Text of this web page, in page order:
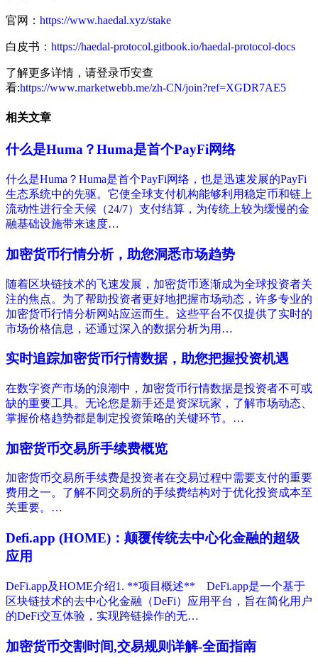
官网： https://www.haedal.xyz/stake
白皮书： https://haedal-protocol.gitbook.io/haedal-protocol-docs
了解更多详情，请登录币安查
看:https://www.marketwebb.me/zh-CN/join?ref=XGDR7AE5
相关文章
什么是Huma？Huma是首个PayFi网络
什么是Huma？Huma是首个PayFi网络，也是迅速发展的PayFi
生态系统中的先驱。它使全球支付机构能够利用稳定币和链上
流动性进行全天候（24/7）支付结算，为传统上较为缓慢的金
融基础设施带来速度…
加密货币行情分析，助您洞悉市场趋势
随着区块链技术的飞速发展，加密货币逐渐成为全球投资者关
注的焦点。为了帮助投资者更好地把握市场动态，许多专业的
加密货币行情分析网站应运而生。这些平台不仅提供了实时的
市场价格信息，还通过深入的数据分析为用…
实时追踪加密货币行情数据，助您把握投资机遇
在数字资产市场的浪潮中，加密货币行情数据是投资者不可或
缺的重要工具。无论您是新手还是资深玩家，了解市场动态、
掌握价格趋势都是制定投资策略的关键环节。…
加密货币交易所手续费概览
加密货币交易所手续费是投资者在交易过程中需要支付的重要
费用之一。了解不同交易所的手续费结构对于优化投资成本至
关重要。…
Defi.app (HOME)：颠覆传统去中心化金融的超级
应用
DeFi.app及HOME介绍1. **项目概述** DeFi.app是一个基于
区块链技术的去中心化金融（DeFi）应用平台，旨在简化用户
的DeFi交互体验，实现跨链操作的无…
加密货币交割时间,交易规则详解-全面指南